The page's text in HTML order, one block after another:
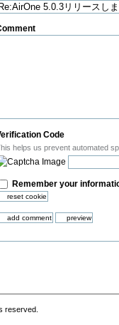
Verification Code
helps us prevent automated
Remember your
reserved.